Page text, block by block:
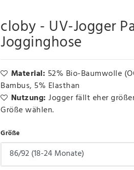
cloby - UV-Jogger
Jogginghose
Material: 52% Bio-Baumwolle
Bambus, 5% Elasthan
Nutzung: Jogger fällt eher
Größe wählen.
Größe